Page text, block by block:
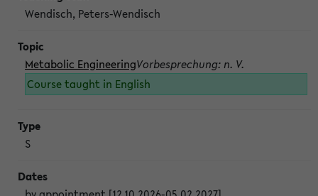
Wendisch, Peters-Wendisch
Metabolic EngineeringVorbesprechung: n. V.
Course taught in English
S